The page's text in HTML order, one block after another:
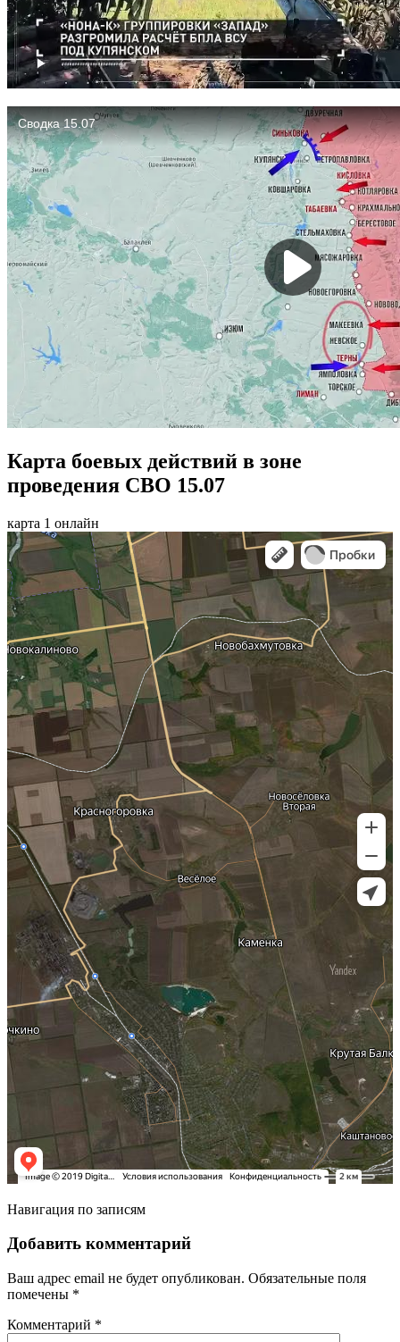
Карта боевых действий в зоне
проведения СВО 15.07
карта 1 онлайн
Навигация по записям
Добавить комментарий
Ваш адрес email не будет опубликован. Обязательные поля
помечены *
Комментарий *